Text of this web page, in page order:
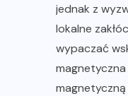
jednak z
lokalne
wypaczać
magnetyczną